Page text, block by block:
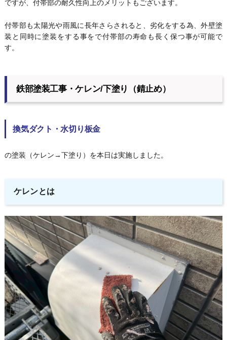
ですが、付帯部の耐久性向上のメリットもございます。
付帯部も太陽光や雨風に長年さらされると、劣化をする為、外壁塗
装と同時に塗装をする事をで付帯部の寿命も長く保つ事が可能で
す。
鉄部塗装工事・ケレン/下塗り（錆止め）
換気ダクト・水切り板金
の塗装（ケレン→下塗り）を本日は実施しました。
ケレンとは